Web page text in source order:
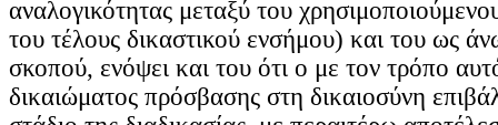
αναλογικότητας μεταξύ του
του τέλους δικαστικού ενσήμου) και του ως
σκοπού, ενόψει και του ότι ο με τον τρόπο
δικαιώματος πρόσβασης στη δικαιοσύνη